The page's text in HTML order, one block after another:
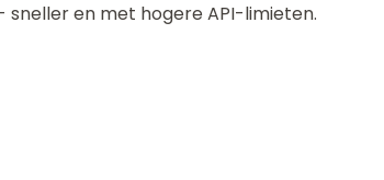
en met hogere API-limieten.